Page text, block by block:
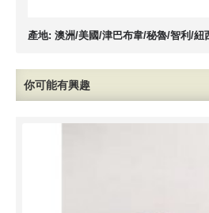
產地: 澳洲/美國/津巴布韋/秘魯/智利/紐
你可能有興趣